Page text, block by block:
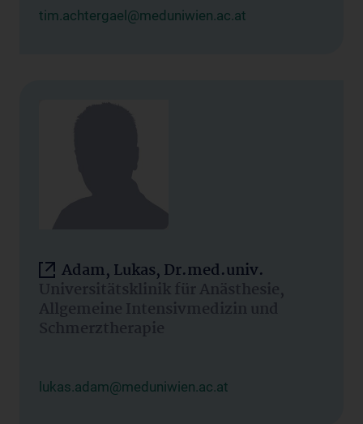
tim.achtergael@meduniwien.ac.at
Adam, Lukas, Dr.med.univ.
Universitätsklinik für Anästhesie,
Allgemeine Intensivmedizin und
Schmerztherapie
lukas.adam@meduniwien.ac.at